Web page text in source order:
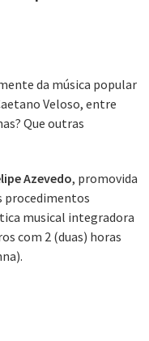
da música popular
Veloso, entre
Que outras
Azevedo, promovida
procedimentos
musical integradora
com 2 (duas) horas